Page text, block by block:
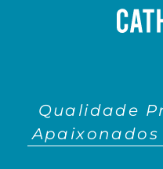
Qualidade